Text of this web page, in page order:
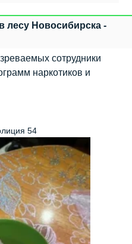
лесу Новосибирска -
сотрудники
наркотиков и
54